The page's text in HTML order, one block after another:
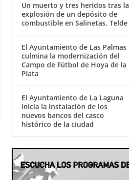
Un muerto y tres heridos tras la
explosión de un depósito de
combustible en Salinetas, Telde
El Ayuntamiento de Las Palmas
culmina la modernización del
Campo de Fútbol de Hoya de la
Plata
El Ayuntamiento de La Laguna
inicia la instalación de los
nuevos bancos del casco
histórico de la ciudad